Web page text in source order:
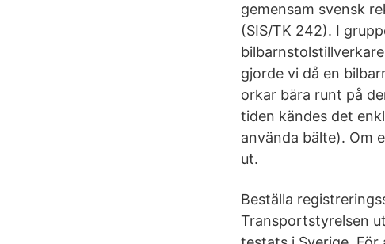
gemensam svensk
(SIS/TK 242). I
gjorde vi då en
orkar bära runt på
tiden kändes det
använda bälte). Om
ut.
Beställa
Transportstyrelsen